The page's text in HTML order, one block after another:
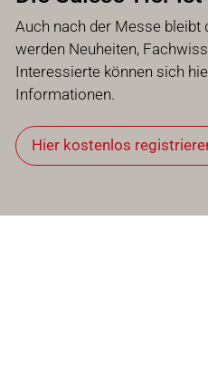
Auch nach der Messe
werden Neuheiten,
Interessierte können sich
Informationen.
Hier kostenlos